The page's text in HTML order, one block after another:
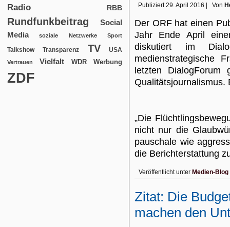
Radio RBB
Rundfunkbeitrag
Social
Media
soziale Netzwerke Sport
Talkshow Transparenz TV USA
Vertrauen Vielfalt WDR Werbung
ZDF
Publiziert 29. April 2016 Von
Der ORF hat einen
Jahr Ende April
diskutiert im
medienstrategische
letzten
Qualitätsjournalismus.
„Die
nicht nur die
pauschale wie
die Berichterstattung
Veröffentlicht unter Medien-Blog
Zitat: Die
machen den